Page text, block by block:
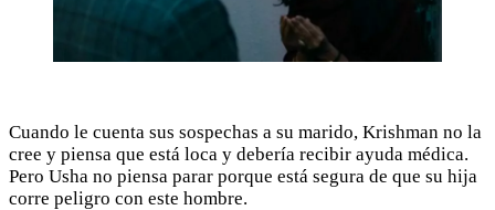
Cuando le cuenta sus sospechas a su marido, Krishman no la
cree y piensa que está loca y debería recibir ayuda médica.
Pero Usha no piensa parar porque está segura de que su hija
corre peligro con este hombre.